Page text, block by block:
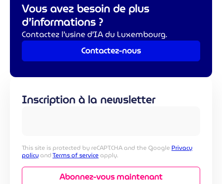
Vous avez besoin de plus
d’informations ?
Contactez l’usine d’IA du Luxembourg.
Contactez-nous
Inscription à la newsletter
This site is protected by reCAPTCHA and the Google Privacy
policyandTerms of serviceapply.
Abonnez-vous maintenant